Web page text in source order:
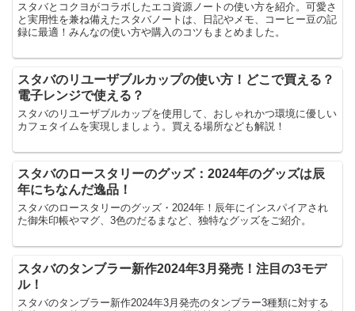
スタバとコクヨがコラボしたエコ資源ノートの使い方を紹介。可愛さ
と実用性を兼ね備えたスタバノートは、日記やメモ、コーヒー豆の記
録に最適！みんなの使い方や購入のコツもまとめました。
スタバのリユーザブルカップの使い方！どこで買える？
電子レンジで使える？
スタバのリユーザブルカップを使用して、おしゃれかつ環境に優しい
カフェタイムを実現しましょう。買える場所なども解説！
スタバのロースタリーのグッズ：2024年のグッズは辰
年にちなんだ逸品！
スタバのロースタリーのグッズ・2024年！辰年にインスパイアされ
た御朱印帳やマグ、3色のだるまなど、独特なグッズをご紹介。
スタバのタンブラー新作2024年3月発売！注目の3モデ
ル！
スタバのタンブラー新作2024年3月発売のタンブラー3種類に対する